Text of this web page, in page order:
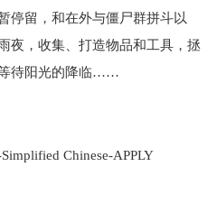
停留，和在外与僵尸群拼斗以
夜，收集、打造物品和工具，拯
待阳光的降临……
Chinese-APPLY